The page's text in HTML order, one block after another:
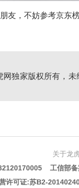
友，不妨参考京东
独家版权所有，
关于龙
32120170005 工信部
许可证:苏B2-